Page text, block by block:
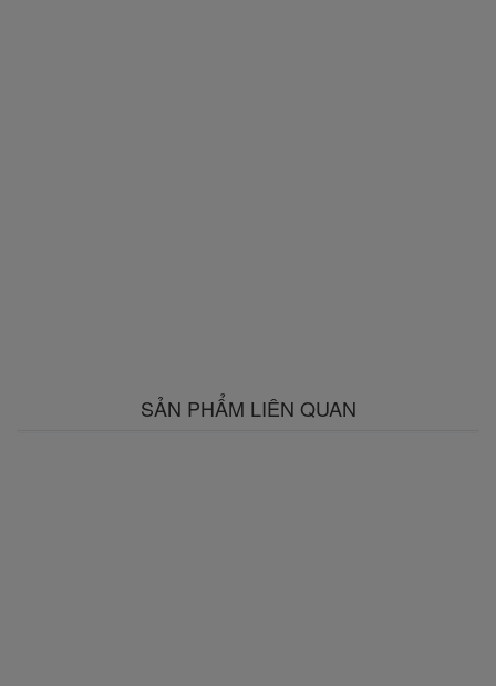
SẢN PHẨM LIÊN QUAN